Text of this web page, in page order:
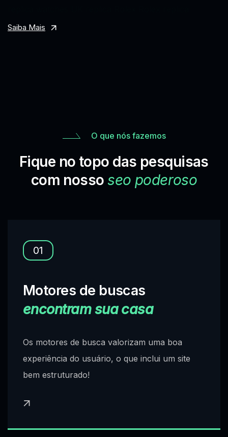
Saiba Mais
O que nós fazemos
Fique no topo das pesquisas
com nosso seo poderoso
01
Motores de buscas
encontram sua casa
Os motores de busca valorizam uma boa
experiência do usuário, o que inclui um site
bem estruturado!